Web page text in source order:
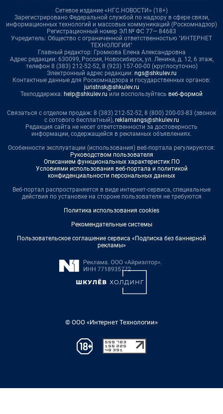
Сетевое издание «НГС.НОВОСТИ» (18+)
Зарегистрировано Федеральной службой по надзору в сфере связи,
информационных технологий и массовых коммуникаций (Роскомнадзор)
Регистрационный номер ЭЛ № ФС 77— 84683
Учредитель: Общество с ограниченной ответственностью "ИНТЕРНЕТ
ТЕХНОЛОГИИ"
Главный редактор: Громкова Елена Александровна
Адрес редакции: 630099, Россия, Новосибирск, ул. Ленина, д. 12, 6 этаж,
телефон 8 (383) 212-52-52, 8 (923) 157-00-00 (круглосуточно)
Электронный адрес редакции: ngs@shkulev.ru
Контактные данные для Роскомнадзора и государственных органов:
juristnsk@shkulev.ru
Техподдержка: help@shkulev.ru или воспользуйтесь веб-формой
Связаться с отделом продаж: 8 (383) 212-52-52, 8 (800) 200-03-83 (звонок
с сотового бесплатный), reklamangs@shkulev.ru
Редакция сайта не несет ответственности за достоверность
информации, содержащейся в рекламных объявлениях.
Особенности эксплуатации (использования) веб-портала регулируются:
Руководством пользователя
Описанием функциональных характеристик ПО
Условиями использования веб-портала и политикой
конфиденциальности персональных данных
Веб-портал распространяется в виде интернет-сервиса, специальные
действия по установке на стороне пользователя не требуются
Политика использования cookies
Рекомендательные системы
Пользовательское соглашение сервиса «Подписка без баннерной
рекламы»
© ООО «Интернет Технологии»